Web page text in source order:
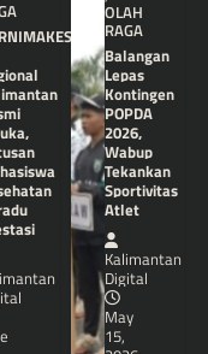
OLAH
RAGA
Balangan
Lepas
Kontingen
POPDA
2026,
Wabup
Tekankan
Sportivitas
Atlet
Kalimantan
Digital
May
15,